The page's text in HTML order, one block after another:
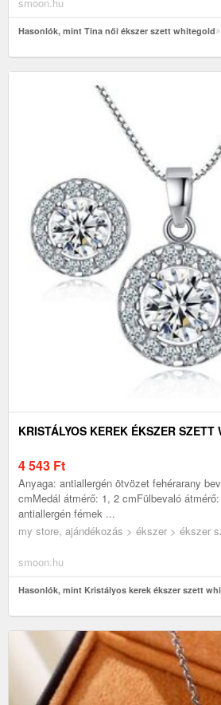
Hasonlók, mint Tina női ékszer szett whitegold
KRISTÁLYOS KEREK ÉKSZER SZETT
4 543 Ft
Anyaga: antiallergén ötvözet fehérarany
cmMedál átmérő: 1, 2 cmFülbevaló
antiallergén fémek ...
my store, ajándékozás > ékszer > ékszer
smoon.hu
Hasonlók, mint Kristályos kerek ékszer szett